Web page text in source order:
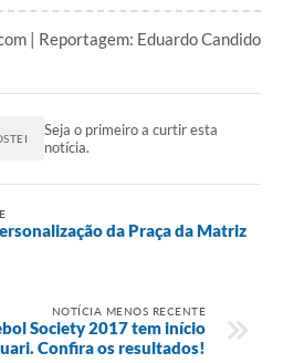
| Reportagem: Eduardo Candido
Seja o primeiro a curtir esta
notícia.
da Praça da Matriz
NOTÍCIA MENOS RECENTE
Society 2017 tem início
Confira os resultados!